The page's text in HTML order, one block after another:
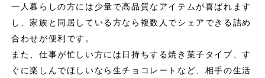
一人暮らしの方には少量で高品質なアイテムが喜ばれます
し、家族と同居している方なら複数人でシェアできる詰め
合わせが便利です。
また、仕事が忙しい方には日持ちする焼き菓子タイプ、す
ぐに楽しんでほしいなら生チョコレートなど、相手の生活